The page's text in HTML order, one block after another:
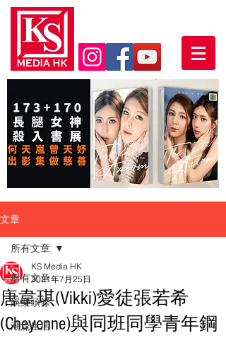
文章
所有文章
娛樂頭條
潮流生活
所有文章
唐韋琪(Vikki)愛徒張若希
(Cheyenne)與同班同學青年鋼
KS Media HK
2021年7月25日